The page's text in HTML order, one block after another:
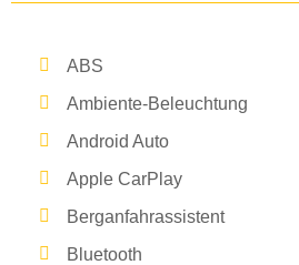
ABS
Ambiente-Beleuchtung
Android Auto
Apple CarPlay
Berganfahrassistent
Bluetooth